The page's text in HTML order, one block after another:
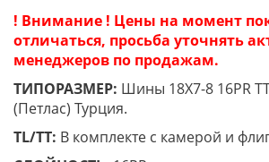
! Внимание ! Цены на момент
отличаться, просьба уточнять
менеджеров по продажам.
ТИПОРАЗМЕР: Шины 18X7-8 16PR
(Петлас) Турция.
TL/TT: В комплекте с камерой и